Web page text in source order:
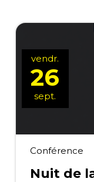
Conférence
Nuit de
vendr.
26
sept.